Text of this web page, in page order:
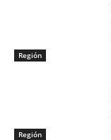
Región
Región